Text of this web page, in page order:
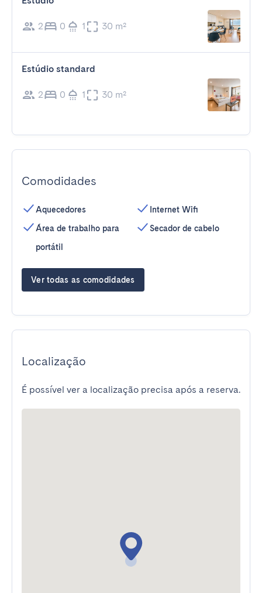
2 0 1 30 m²
Estúdio standard
2 0 1 30 m²
Comodidades
Aquecedores
Área de trabalho para
portátil
Internet Wifi
Secador de cabelo
Ver todas as comodidades
Localização
É possível ver a localização precisa após a reserva.